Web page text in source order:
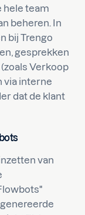
hele team
beheren. In
bij Trengo
gesprekken
Verkoop
via interne
dat de klant
van